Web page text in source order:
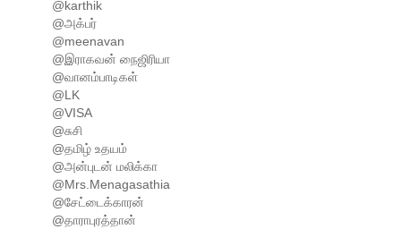
@karthik
@அக்பர்
@meenavan
@இராகவன் நைஜிரியா
@வானம்பாடிகள்
@LK
@VISA
@சுசி
@தமிழ் உதயம்
@அன்புடன் மலிக்கா
@Mrs.Menagasathia
@சேட்டைக்காரன்
@தாராபுரத்தான்